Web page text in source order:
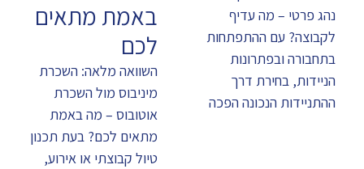
נהג פרטי – מה עדיף
לקבוצה? עם ההתפתחות
בתחבורה ובפתרונות
הניידות, בחירת דרך
ההתניידות הנכונה הפכה
באמת מתאים
לכם
השוואה מלאה: השכרת
מיניבוס מול השכרת
אוטובוס – מה באמת
מתאים לכם? בעת תכנון
טיול קבוצתי או אירוע,